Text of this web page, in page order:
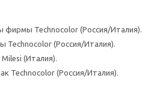
фирмы Technocolor (Россия/Италия).
Technocolor (Россия/Италия).
(Италия).
Technocolor (Россия/Италия).